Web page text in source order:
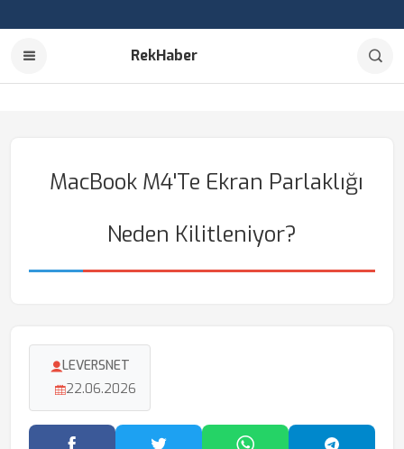
RekHaber
MacBook M4'te Ekran Parlaklığı
Neden Kilitleniyor?
LEVERSNET
22.06.2026